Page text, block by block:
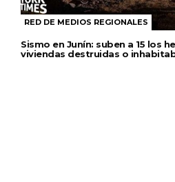
RED DE MEDIOS REGIONALES
Sismo en Junín: suben a 15 los
viviendas destruidas o